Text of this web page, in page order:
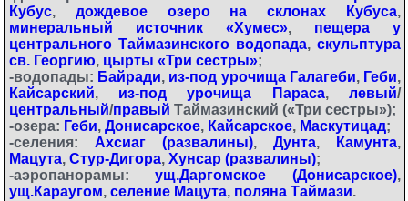
Кубус, дождевое озеро на склонах Кубуса,
минеральный источник «Хумес», пещера у
центрального Таймазинского водопада,скульптура
св. Георгию, цырты «Три сестры»;
-водопады: Байради, из-под урочища Галагеби, Геби,
Кайсарский, из-под урочища Параса,левый/
центральный/правый Таймазинский («Три сестры»);
-озера: Геби, Донисарское, Кайсарское, Маскутицад;
-селения: Ахсиаг (развалины),Дунта, Камунта,
Мацута, Стур-Дигора, Хунсар (развалины);
-аэропанорамы:ущ.Даргомское (Донисарское),
ущ.Караугом, селение Мацута, поляна Таймази.